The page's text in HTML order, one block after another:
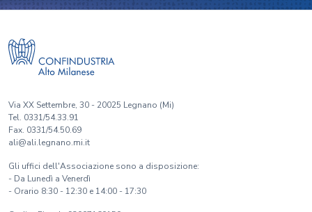
Via XX Settembre, 30 - 20025 Legnano (Mi)
Tel. 0331/54.33.91
Fax. 0331/54.50.69
ali@ali.legnano.mi.it
Gli uffici dell'Associazione sono a disposizione:
- Da Lunedì a Venerdì
- Orario 8:30 - 12:30 e 14:00 - 17:30